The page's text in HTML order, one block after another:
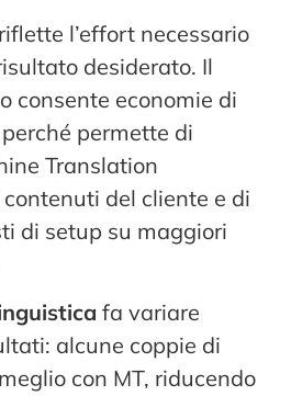
l’effort necessario
desiderato. Il
consente economie di
permette di
Translation
del cliente e di
di setup su maggiori
fa variare
alcune coppie di
con MT, riducendo